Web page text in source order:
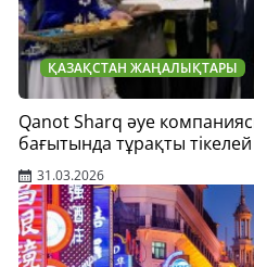
ҚАЗАҚСТАН ЖАҢАЛЫҚТАРЫ
Qanot Sharq әуе
бағытында тұрақты тікелей
31.03.2026